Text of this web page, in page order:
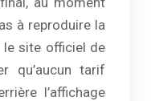
à reproduire la
le site officiel de
qu’aucun tarif
l’affichage